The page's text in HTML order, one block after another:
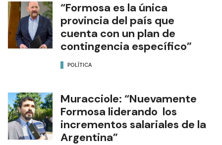
“Formosa es la única
provincia del país que
cuenta con un plan de
contingencia específico”
POLÍTICA
Muracciole: “Nuevamente
Formosa liderando los
incrementos salariales de la
Argentina”